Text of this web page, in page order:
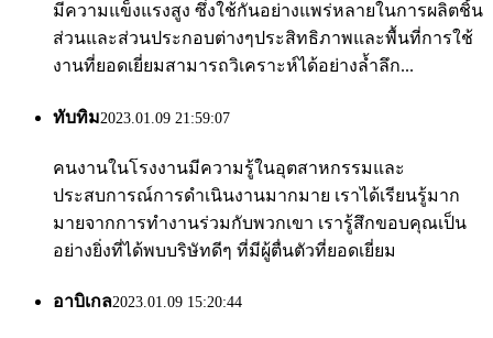
มีความแข็งแรงสูง ซึ่งใช้กันอย่างแพร่หลายในการผลิตชิ้น
ส่วนและส่วนประกอบต่างๆประสิทธิภาพและพื้นที่การใช้
งานที่ยอดเยี่ยมสามารถวิเคราะห์ได้อย่างล้ำลึก...
ทับทิม2023.01.09 21:59:07
คนงานในโรงงานมีความรู้ในอุตสาหกรรมและ
ประสบการณ์การดำเนินงานมากมาย เราได้เรียนรู้มาก
มายจากการทำงานร่วมกับพวกเขา เรารู้สึกขอบคุณเป็น
อย่างยิ่งที่ได้พบบริษัทดีๆ ที่มีผู้ตื่นตัวที่ยอดเยี่ยม
อาบิเกล2023.01.09 15:20:44